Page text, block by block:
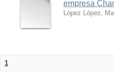
empresa
López López,
1